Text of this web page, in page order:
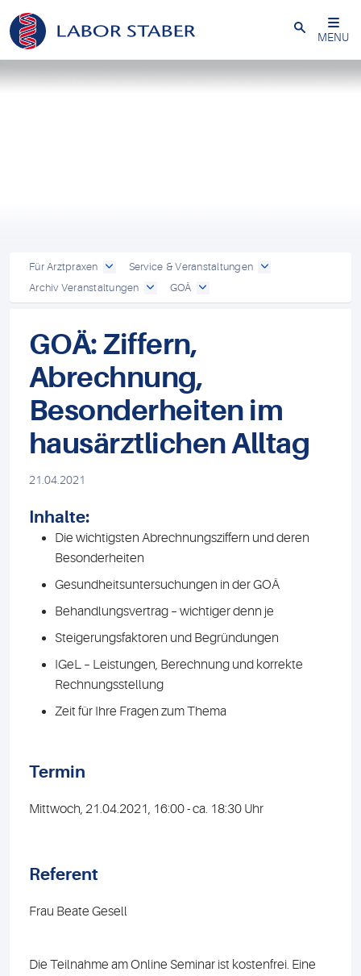
Schließen
MENU
Für Arztpraxen
Service & Veranstaltungen
Archiv Veranstaltungen
GOÄ
GOÄ: Ziffern,
Abrechnung,
Besonderheiten im
hausärztlichen Alltag
21.04.2021
Inhalte:
Die wichtigsten Abrechnungsziffern und deren
Besonderheiten
Gesundheitsuntersuchungen in der GOÄ
Behandlungsvertrag – wichtiger denn je
Steigerungsfaktoren und Begründungen
IGeL – Leistungen, Berechnung und korrekte
Rechnungsstellung
Zeit für Ihre Fragen zum Thema
Termin
Mittwoch, 21.04.2021, 16:00 - ca. 18:30 Uhr
Referent
Frau Beate Gesell
Die Teilnahme am Online Seminar ist kostenfrei. Eine